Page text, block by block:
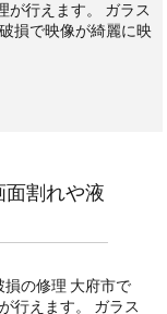
が行えます。 ガラス
損で映像が綺麗に映
面割れや液
損の修理 大府市で
行えます。 ガラス